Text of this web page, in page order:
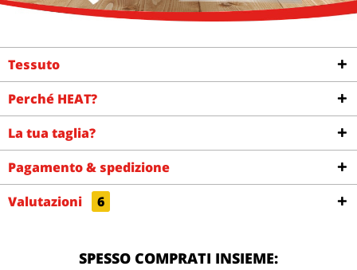
Tessuto
Perché HEAT?
La tua taglia?
Pagamento & spedizione
Valutazioni
6
SPESSO COMPRATI INSIEME: